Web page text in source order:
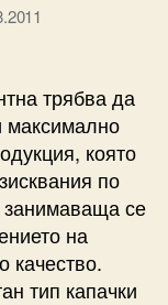
трябва да
максимално
която
по
се
на
качество.
тип капачки